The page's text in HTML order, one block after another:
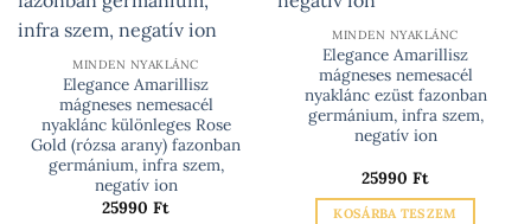
MINDEN NYAKLÁNC
Elegance Amarillisz
mágneses nemesacél
nyaklánc különleges Rose
Gold (rózsa arany) fazonban
germánium, infra szem,
negatív ion
25990 Ft
MINDEN NYAKLÁNC
Elegance Amarillisz
mágneses nemesacél
nyaklánc ezüst fazonban
germánium, infra szem,
negatív ion
25990 Ft
KOSÁRBA TESZEM